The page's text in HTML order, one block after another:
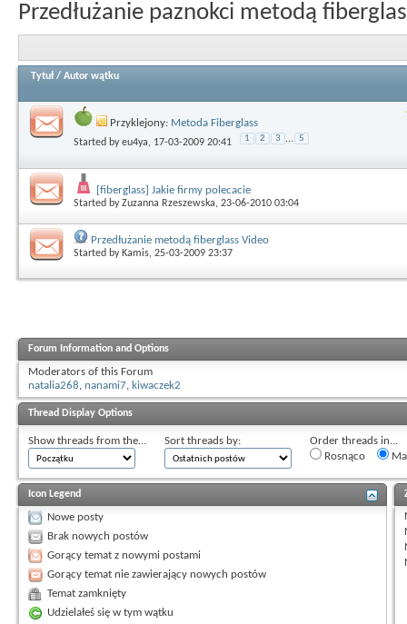
Przedłużanie paznokci metodą
Tytuł / Autor wątku
Przyklejony: Metoda Fiberglass
Started byeu4ya, 17-03-2009 20:41 1 2 3 ... 5
[fiberglass] Jakie firmy polecacie
Started byZuzanna Rzeszewska, 23-06-2010 03:04
Przedłużanie metodą fiberglass Video
Started by Kamis, 25-03-2009 23:37
Forum Information and Options
Moderators of this Forum
natalia268, nanami7, kiwaczek2
Thread Display Options
Show threads from the... Sort threads by:
Order threads in...
Rosnąco
Icon Legend
Nowe posty
Brak nowych postów
Gorący temat z nowymi postami
Gorący temat nie zawierający nowych postów
Temat zamknięty
Udzielałeś się w tym wątku